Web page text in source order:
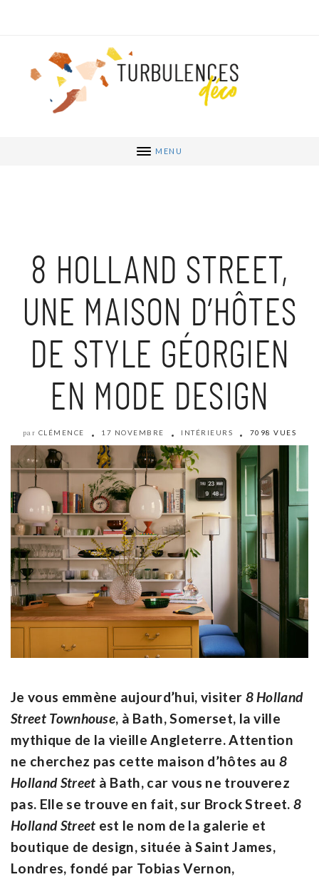
MENU
8 HOLLAND STREET,
UNE MAISON D’HÔTES
DE STYLE GÉORGIEN
EN MODE DESIGN
par CLÉMENCE 17 NOVEMBRE INTÉRIEURS 7098 VUES
Je vous emmène aujourd’hui, visiter 8 Holland
Street Townhouse, à Bath, Somerset, la ville
mythique de la vieille Angleterre. Attention
ne cherchez pas cette maison d’hôtes au 8
Holland Street à Bath, car vous ne trouverez
pas. Elle se trouve en fait, sur Brock Street.8
Holland Street est le nom de la galerie et
boutique de design, située à Saint James,
Londres, fondé par Tobias Vernon,